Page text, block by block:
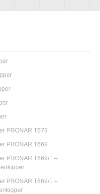
PRONAR T679
PRONAR T669
PRONAR T669/1 –
PRONAR T669/1 –